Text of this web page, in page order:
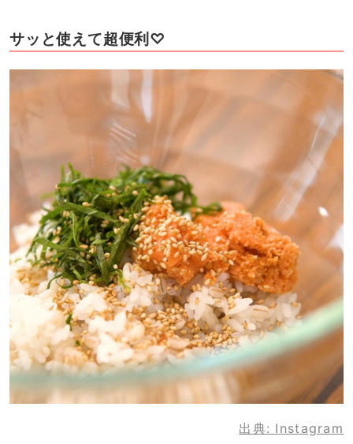
サッと使えて超便利♡
出典: Instagram